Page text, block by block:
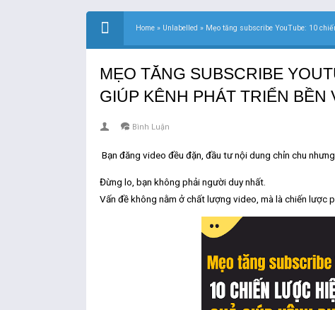
Home » Unlabelled » Mẹo tăng subscribe YouTube: 10
MẸO TĂNG SUBSCRIBE
GIÚP KÊNH PHÁT TRIỂN BỀN
Bình Luận
Bạn đăng video đều đặn, đầu tư nội dung chỉn chu
Đừng lo, bạn không phải người duy nhất.
Vấn đề không nằm ở chất lượng video, mà làchiến lược